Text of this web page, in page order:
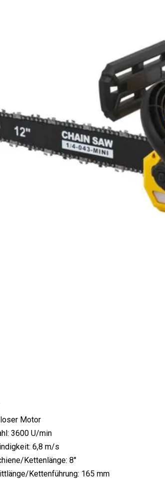
Motor
3600 U/min
6,8 m/s
Kettenlänge: 8''
Kettenführung: 165 mm